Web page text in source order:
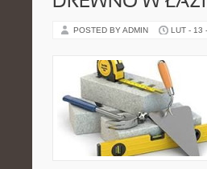
POSTED BY ADMIN LUT - 13